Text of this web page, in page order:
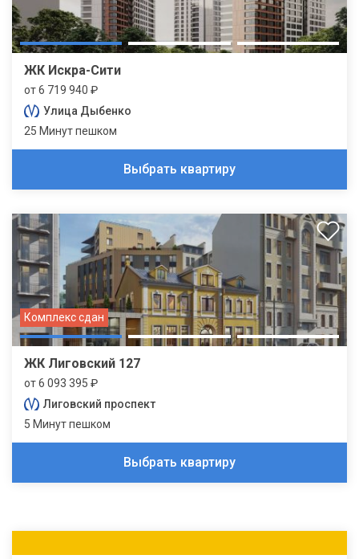
ЖК Искра-Сити
от 6 719 940 ₽
Улица Дыбенко
25 Минут пешком
Выбрать квартиру
Комплекс сдан
ЖК Лиговский 127
от 6 093 395 ₽
Лиговский проспект
5 Минут пешком
Выбрать квартиру